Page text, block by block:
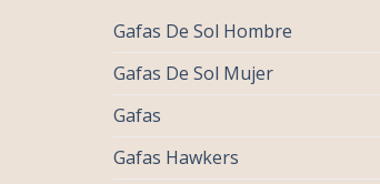
Gafas De Sol Hombre
Gafas De Sol Mujer
Gafas
Gafas Hawkers